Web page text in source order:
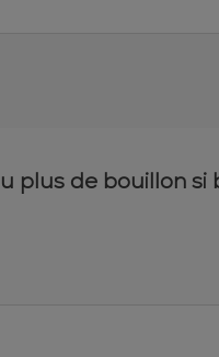
plus de bouillon si